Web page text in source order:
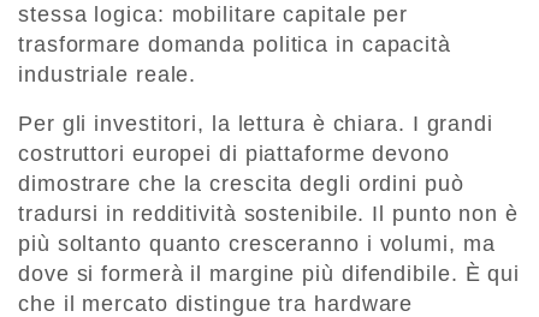
stessa logica: mobilitare capitale per
trasformare domanda politica in capacità
industriale reale.
Per gli investitori, la lettura è chiara. I grandi
costruttori europei di piattaforme devono
dimostrare che la crescita degli ordini può
tradursi in redditività sostenibile. Il punto non è
più soltanto quanto cresceranno i volumi, ma
dove si formerà il margine più difendibile. È qui
che il mercato distingue tra hardware